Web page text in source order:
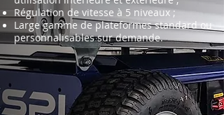
Régulation de vitesse à 5 niveaux ;
Large gamme de plateformes standard ou
personnalisables sur demande.